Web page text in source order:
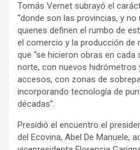
Tomás Vernet subrayó el
“donde son las provincias, y no
quienes definen el rumbo de
el comercio y la producción de
que “se hicieron obras en cada
norte, con nuevos hidrómetros
accesos, con zonas de
incorporando tecnología de
décadas”.
Presidió el encuentro el
del Ecovina, Abel De Manuele,